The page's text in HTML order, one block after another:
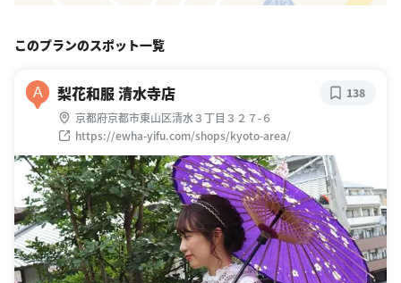
このプランのスポット一覧
A 梨花和服 清水寺店
京都府京都市東山区清水３丁目３２７-６
https://ewha-yifu.com/shops/kyoto-area/
138